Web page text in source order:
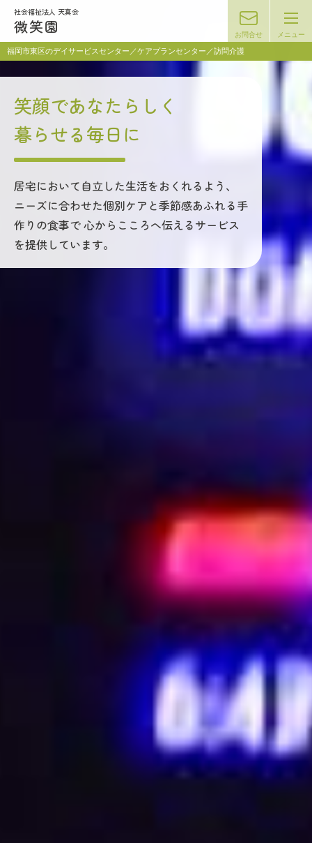
社会福祉法人 天真会
微笑園
福岡市東区のデイサービスセンター／ケアプランセンター／訪問介護
お問合せ メニュー
笑顔であなたらしく
暮らせる毎日に
居宅において自立した生活をおくれるよう、
ニーズに合わせた個別ケアと季節感あふれる手
作りの食事で心からこころへ伝えるサービス
を提供しています。